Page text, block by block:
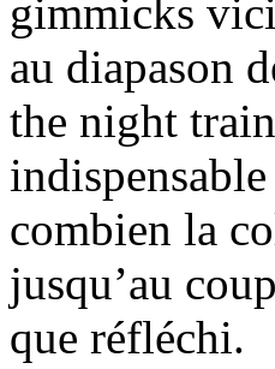
gimmicks
au diapason
the night
combien la
jusqu’au
que réfléchi.